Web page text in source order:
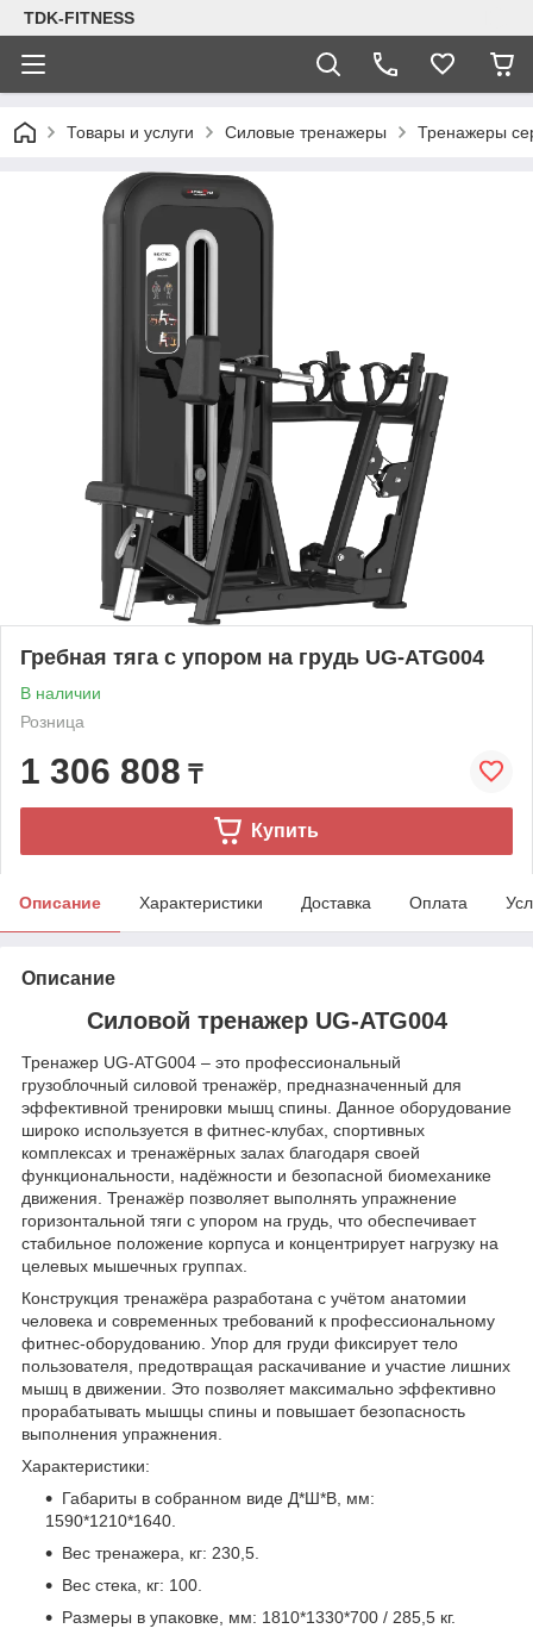
TDK-FITNESS
Товары и услуги Силовые тренажеры Тренажеры
Гребная тяга с упором на грудь UG-ATG004
В наличии
Розница
1 306 808 ₸
Купить
Описание Характеристики Доставка Оплата
Описание
Силовой тренажер UG-ATG004
Тренажер UG-ATG004 – это профессиональный
грузоблочный силовой тренажёр, предназначенный для
эффективной тренировки мышц спины. Данное оборудование
широко используется в фитнес-клубах, спортивных
комплексах и тренажёрных залах благодаря своей
функциональности, надёжности и безопасной биомеханике
движения. Тренажёр позволяет выполнять упражнение
горизонтальной тяги с упором на грудь, что обеспечивает
стабильное положение корпуса и концентрирует нагрузку на
целевых мышечных группах.
Конструкция тренажёра разработана с учётом анатомии
человека и современных требований к профессиональному
фитнес-оборудованию. Упор для груди фиксирует тело
пользователя, предотвращая раскачивание и участие лишних
мышц в движении. Это позволяет максимально эффективно
прорабатывать мышцы спины и повышает безопасность
выполнения упражнения.
Характеристики:
Габариты в собранном виде Д*Ш*В, мм:
1590*1210*1640.
Вес тренажера, кг: 230,5.
Вес стека, кг: 100.
Размеры в упаковке, мм: 1810*1330*700 / 285,5 кг.